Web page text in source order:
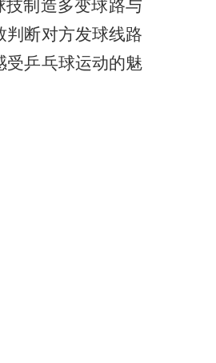
技制造多变球路与
判断对方发球线路
受乒乓球运动的魅